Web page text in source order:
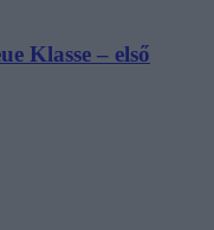
Klasse – első